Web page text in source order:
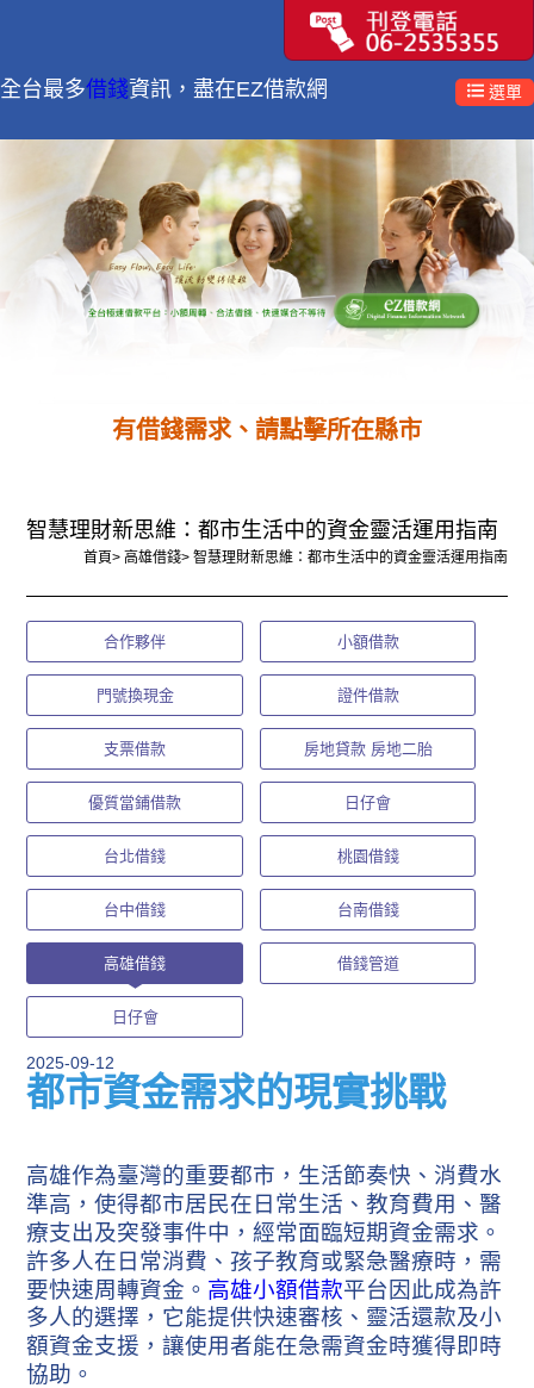
全台最多借錢資訊，盡在EZ借款網 選單
有借錢需求、請點擊所在縣市
智慧理財新思維：都市生活中的資金靈活運用指南
首頁> 高雄借錢> 智慧理財新思維：都市生活中的資金靈活運用指南
合作夥伴 小額借款
門號換現金 證件借款
支票借款 房地貸款 房地二胎
優質當鋪借款 日仔會
台北借錢 桃園借錢
台中借錢 台南借錢
高雄借錢 借錢管道
日仔會
2025-09-12
都市資金需求的現實挑戰
高雄作為臺灣的重要都市，生活節奏快、消費水
準高，使得都市居民在日常生活、教育費用、醫
療支出及突發事件中，經常面臨短期資金需求。
許多人在日常消費、孩子教育或緊急醫療時，需
要快速周轉資金。 高雄小額借款平台因此成為許
多人的選擇，它能提供快速審核、靈活還款及小
額資金支援，讓使用者能在急需資金時獲得即時
協助。